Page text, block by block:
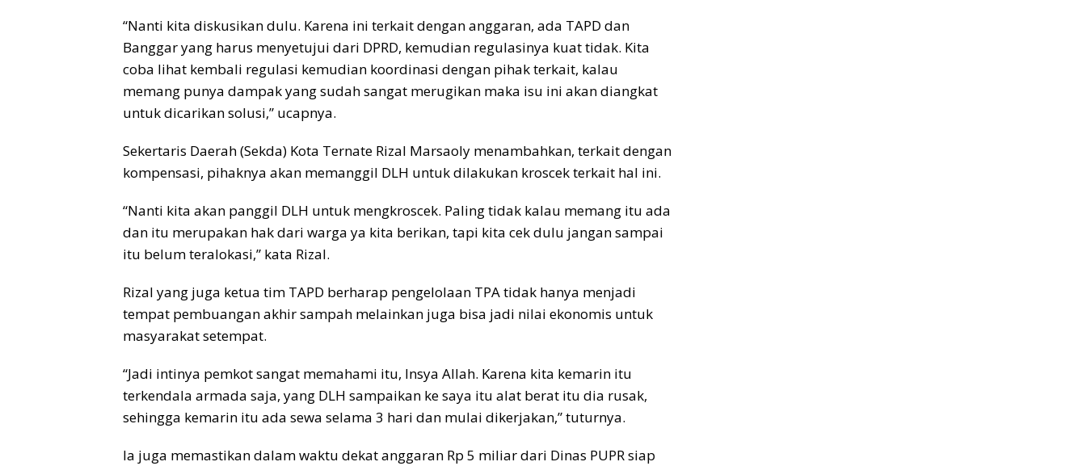
“Nanti kita diskusikan dulu. Karena ini terkait dengan anggaran, ada TAPD dan
Banggar yang harus menyetujui dari DPRD, kemudian regulasinya kuat tidak. Kita
coba lihat kembali regulasi kemudian koordinasi dengan pihak terkait, kalau
memang punya dampak yang sudah sangat merugikan maka isu ini akan diangkat
untuk dicarikan solusi,” ucapnya.
Sekertaris Daerah (Sekda) Kota Ternate Rizal Marsaoly menambahkan, terkait dengan
kompensasi, pihaknya akan memanggil DLH untuk dilakukan kroscek terkait hal ini.
“Nanti kita akan panggil DLH untuk mengkroscek. Paling tidak kalau memang itu ada
dan itu merupakan hak dari warga ya kita berikan, tapi kita cek dulu jangan sampai
itu belum teralokasi,” kata Rizal.
Rizal yang juga ketua tim TAPD berharap pengelolaan TPA tidak hanya menjadi
tempat pembuangan akhir sampah melainkan juga bisa jadi nilai ekonomis untuk
masyarakat setempat.
“Jadi intinya pemkot sangat memahami itu, Insya Allah. Karena kita kemarin itu
terkendala armada saja, yang DLH sampaikan ke saya itu alat berat itu dia rusak,
sehingga kemarin itu ada sewa selama 3 hari dan mulai dikerjakan,” tuturnya.
Ia juga memastikan dalam waktu dekat anggaran Rp 5 miliar dari Dinas PUPR siap